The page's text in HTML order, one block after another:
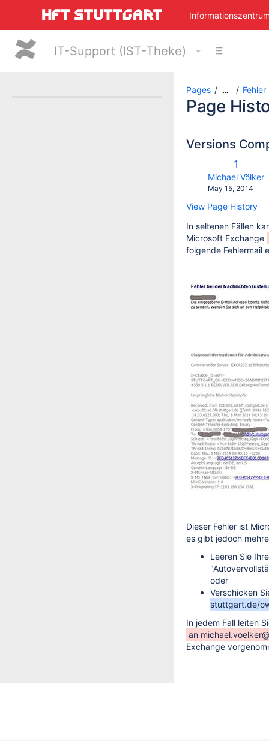
main
content
assistive.skiplink.to.breadcrumbs
IT-Support (IST-Theke)
Pages …
Page
Versions
Old
1
Michael Völker
Saved
May 15, 2014
View Page History
In seltenen Fällen
Microsoft Exchange
folgende Fehlermail
Dieser Fehler ist
es gibt jedoch
Leeren Sie
oder
Verschicken
stuttgart.de/
In jedem Fall leiten
an
Exchange